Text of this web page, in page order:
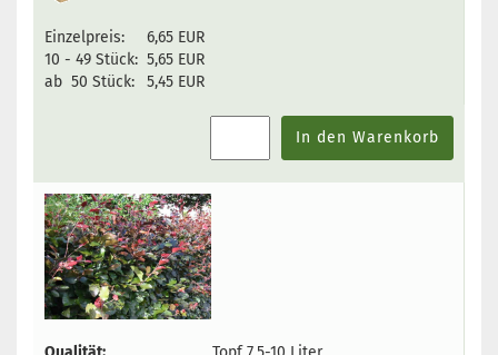
Einzelpreis:
6,65 EUR
10 - 49 Stück: 5,65 EUR
ab 50 Stück:
5,45 EUR
In den Warenkorb